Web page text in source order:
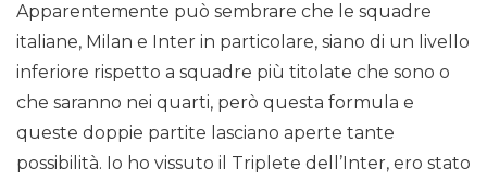
Apparentemente può sembrare che le squadre
italiane, Milan e Inter in particolare, siano di un livello
inferiore rispetto a squadre più titolate che sono o
che saranno nei quarti, però questa formula e
queste doppie partite lasciano aperte tante
possibilità. Io ho vissuto il Triplete dell’Inter, ero stato